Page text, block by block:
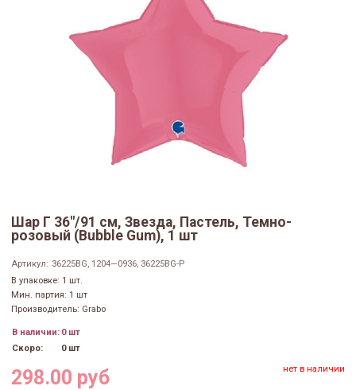
Шар Г 36"/91 см, Звезда, Пастель, Темно-
розовый (Bubble Gum), 1 шт
Артикул: 36225BG, 1204—0936, 36225BG-P
В упаковке: 1 шт.
Мин. партия: 1 шт
Производитель: Grabo
В наличии: 0 шт
Скоро:
0 шт
298.00 руб нет в наличии